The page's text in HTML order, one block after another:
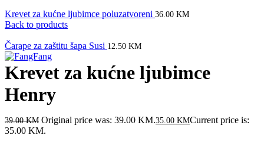
Krevet za kućne ljubimce poluzatvoreni 36.00 KM
Back to products
Čarape za zaštitu šapa Susi 12.50 KM
Krevet za kućne ljubimce
Henry
39.00KM Original price was: 39.00 KM.35.00 KMCurrent price is:
35.00 KM.